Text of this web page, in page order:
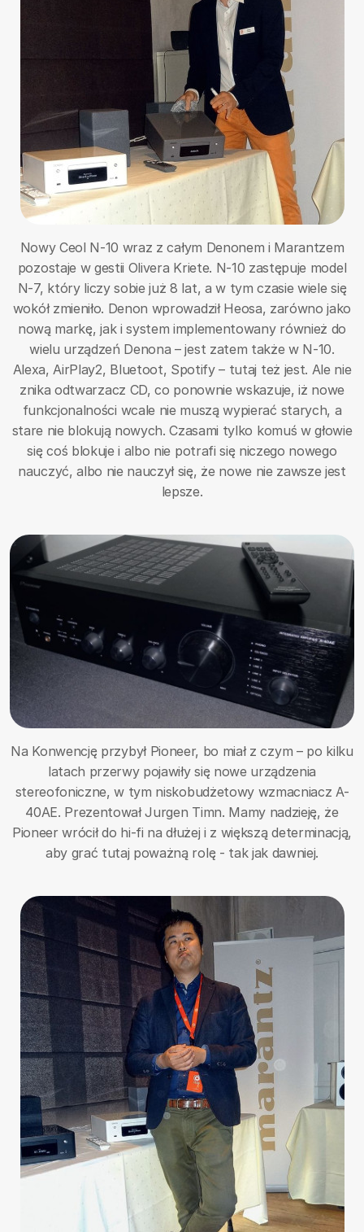
Nowy Ceol N-10 wraz z całym Denonem i Marantzem
pozostaje w gestii Olivera Kriete. N-10 zastępuje model
N-7, który liczy sobie już 8 lat, a w tym czasie wiele się
wokół zmieniło. Denon wprowadził Heosa, zarówno jako
nową markę, jak i system implementowany również do
wielu urządzeń Denona – jest zatem także w N-10.
Alexa, AirPlay2, Bluetoot, Spotify – tutaj też jest. Ale nie
znika odtwarzacz CD, co ponownie wskazuje, iż nowe
funkcjonalności wcale nie muszą wypierać starych, a
stare nie blokują nowych. Czasami tylko komuś w głowie
się coś blokuje i albo nie potrafi się niczego nowego
nauczyć, albo nie nauczył się, że nowe nie zawsze jest
lepsze.
Na Konwencję przybył Pioneer, bo miał z czym – po kilku
latach przerwy pojawiły się nowe urządzenia
stereofoniczne, w tym niskobudżetowy wzmacniacz A-
40AE. Prezentował Jurgen Timn. Mamy nadzieję, że
Pioneer wrócił do hi-fi na dłużej i z większą determinacją,
aby grać tutaj poważną rolę - tak jak dawniej.